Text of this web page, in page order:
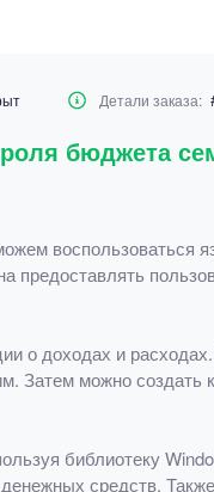
Детали заказа:
бюджета
воспользоваться
о доходах и
Затем можно
библиотеку
средств.